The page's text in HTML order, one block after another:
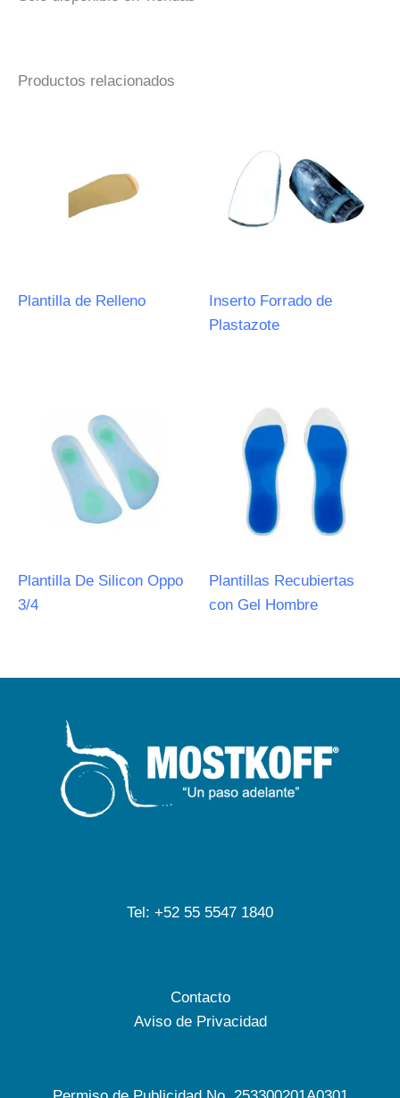
Productos relacionados
Plantilla de Relleno
Inserto Forrado de
Plastazote
Plantilla De Silicon Oppo
3/4
Plantillas Recubiertas
con Gel Hombre
Tel: +52 55 5547 1840
Contacto
Aviso de Privacidad